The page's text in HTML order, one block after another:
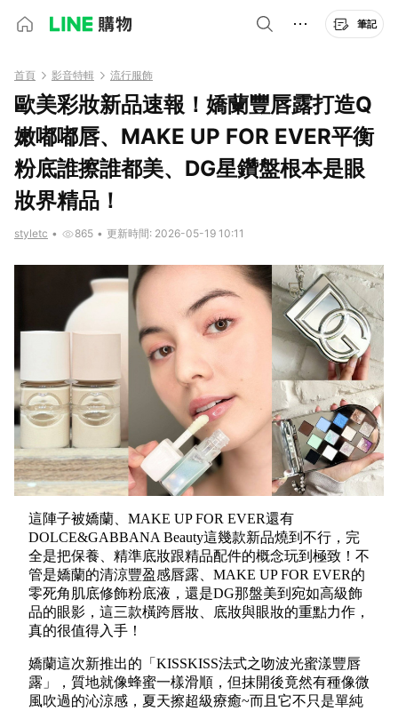
筆記
首頁 影音特輯 流行服飾
歐美彩妝新品速報！嬌蘭豐唇露打造Q
嫩嘟嘟唇、MAKE UP FOR EVER平衡
粉底誰擦誰都美、DG星鑽盤根本是眼
妝界精品！
styletc • 865 • 更新時間: 2026-05-19 10:11
這陣子被嬌蘭、MAKE UP FOR EVER還有
DOLCE&GABBANA Beauty這幾款新品燒到不行，完
全是把保養、精準底妝跟精品配件的概念玩到極致！不
管是嬌蘭的清涼豐盈感唇露、MAKE UP FOR EVER的
零死角肌底修飾粉底液，還是DG那盤美到宛如高級飾
品的眼影，這三款橫跨唇妝、底妝與眼妝的重點力作，
真的很值得入手！
嬌蘭這次新推出的「KISSKISS法式之吻波光蜜漾豐唇
露」，質地就像蜂蜜一樣滑順，但抹開後竟然有種像微
風吹過的沁涼感，夏天擦超級療癒~而且它不只是單純